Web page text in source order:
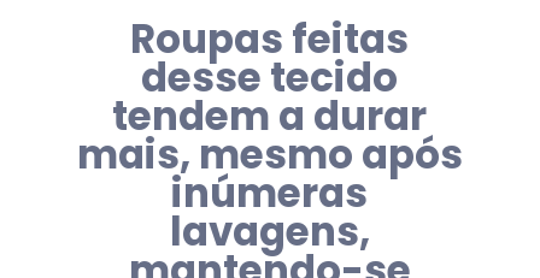
Roupas feitas
desse tecido
tendem a durar
mais, mesmo após
inúmeras
lavagens,